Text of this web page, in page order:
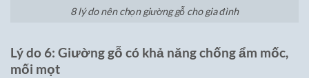
8 lý do nên chọn giường gỗ cho gia đình
Lý do 6: Giường gỗ có khả năng chống ẩm mốc,
mối mọt